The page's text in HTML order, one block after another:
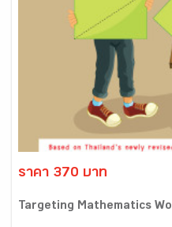
ราคา 370 บาท
Targeting Mathematics